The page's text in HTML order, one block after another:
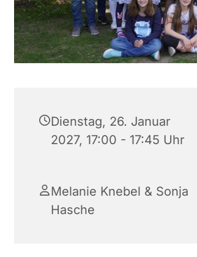
Dienstag, 26. Januar
2027, 17:00 - 17:45 Uhr
Melanie Knebel & Sonja
Hasche